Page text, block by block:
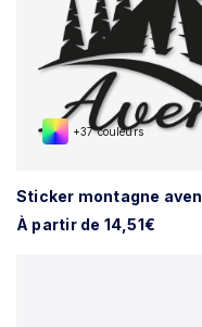
+37 couleurs
Sticker montagne
À partir de 14,51€